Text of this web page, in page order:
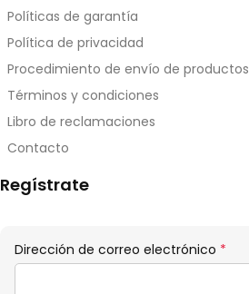
Políticas de garantía
Política de privacidad
Procedimiento de envío de productos
Términos y condiciones
Libro de reclamaciones
Contacto
Regístrate
Dirección de correo electrónico *